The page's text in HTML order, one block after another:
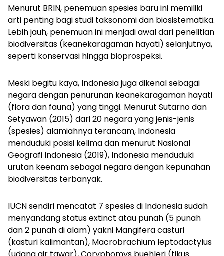
Menurut BRIN, penemuan spesies baru ini memiliki
arti penting bagi studi taksonomi dan biosistematika.
Lebih jauh, penemuan ini menjadi awal dari penelitian
biodiversitas (keanekaragaman hayati) selanjutnya,
seperti konservasi hingga bioprospeksi.
Meski begitu kaya, Indonesia juga dikenal sebagai
negara dengan penurunan keanekaragaman hayati
(flora dan fauna) yang tinggi. Menurut Sutarno dan
Setyawan (2015) dari 20 negara yang jenis-jenis
(spesies) alamiahnya terancam, Indonesia
menduduki posisi kelima dan menurut Nasional
Geografi Indonesia (2019), Indonesia menduduki
urutan keenam sebagai negara dengan kepunahan
biodiversitas terbanyak.
IUCN sendiri mencatat 7 spesies di Indonesia sudah
menyandang statusextinct atau punah (5 punah
dan 2 punah di alam) yakni Mangifera casturi
(kasturi kalimantan), Macrobrachium leptodactylus